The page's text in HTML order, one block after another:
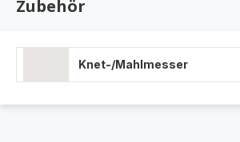
Zubehör
Knet-/Mahlmesser